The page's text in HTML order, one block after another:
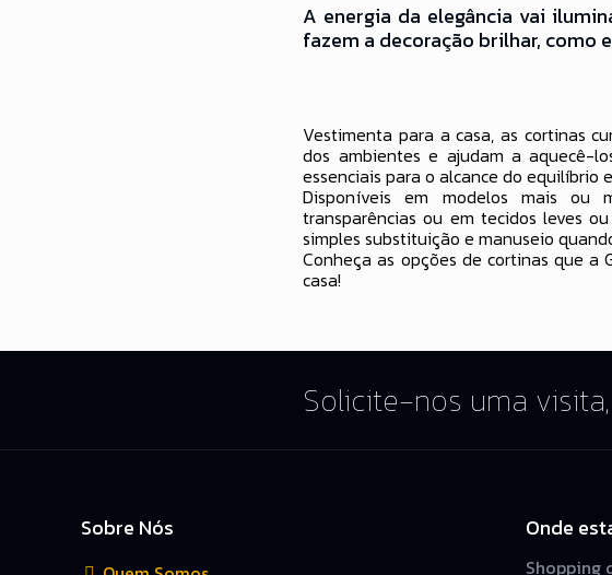
A energia da elegância vai
fazem a decoração brilhar, como
Vestimenta para a casa, as cortinas
dos ambientes e ajudam a aquecê-
essenciais para o alcance do equilíbrio
Disponíveis em modelos mais ou
transparências ou em tecidos leves
simples substituição e manuseio
Conheça as opções de cortinas que a
casa!
Solicite-nos uma
Sobre Nós Onde
Shopping